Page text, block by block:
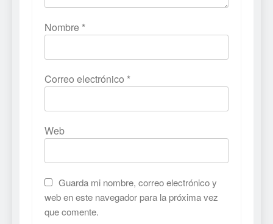
Nombre *
Correo electrónico *
Web
Guarda mi nombre, correo electrónico y
web en este navegador para la próxima vez
que comente.